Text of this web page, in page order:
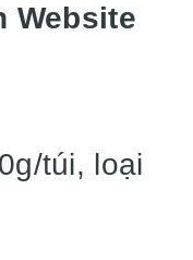
Website
túi, loại